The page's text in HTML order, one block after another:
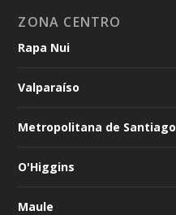
ZONA CENTRO
Rapa Nui
Valparaíso
Metropolitana de Santiago
O'Higgins
Maule